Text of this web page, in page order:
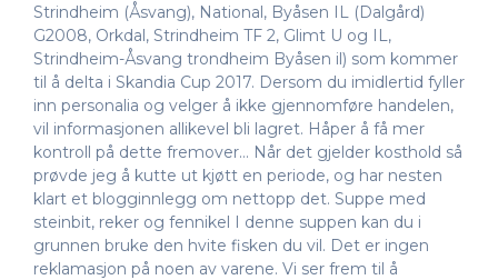
Strindheim (Åsvang), National, Byåsen IL (Dalgård)
G2008, Orkdal, Strindheim TF 2, Glimt U og IL,
Strindheim-Åsvang trondheim Byåsen il) som kommer
til å delta i Skandia Cup 2017. Dersom du imidlertid fyller
inn personalia og velger å ikke gjennomføre handelen,
vil informasjonen allikevel bli lagret. Håper å få mer
kontroll på dette fremover… Når det gjelder kosthold så
prøvde jeg å kutte ut kjøtt en periode, og har nesten
klart et blogginnlegg om nettopp det. Suppe med
steinbit, reker og fennikel I denne suppen kan du i
grunnen bruke den hvite fisken du vil. Det er ingen
reklamasjon på noen av varene. Vi ser frem til å